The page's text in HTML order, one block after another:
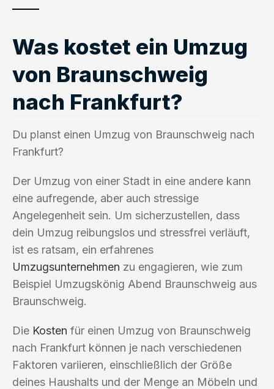
Was kostet ein Umzug
von Braunschweig
nach Frankfurt?
Du planst einen Umzug von Braunschweig nach
Frankfurt?
Der Umzug von einer Stadt in eine andere kann
eine aufregende, aber auch stressige
Angelegenheit sein. Um sicherzustellen, dass
dein Umzug reibungslos und stressfrei verläuft,
ist es ratsam, ein erfahrenes
Umzugsunternehmen zu engagieren, wie zum
Beispiel Umzugskönig Abend Braunschweig aus
Braunschweig.
Die Kosten für einen Umzug von Braunschweig
nach Frankfurt können je nach verschiedenen
Faktoren variieren, einschließlich der Größe
deines Haushalts und der Menge an Möbeln und